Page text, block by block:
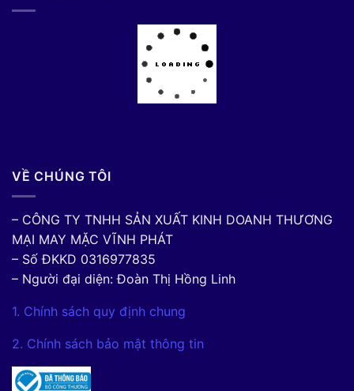
VỀ CHÚNG TÔI
– CÔNG TY TNHH SẢN XUẤT KINH DOANH THƯƠNG
MẠI MAY MẶC VĨNH PHÁT
– Số ĐKKD 0316977835
– Người đại diện: Đoàn Thị Hồng Linh
1. Chính sách quy định chung
2. Chính sách bảo mật thông tin